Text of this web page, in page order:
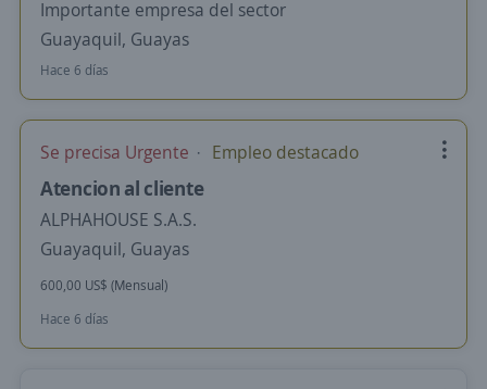
Importante empresa del sector
Guayaquil, Guayas
Hace 6 días
Se precisa Urgente Empleo destacado
Atencion al cliente
ALPHAHOUSE S.A.S.
Guayaquil, Guayas
600,00 US$ (Mensual)
Hace 6 días